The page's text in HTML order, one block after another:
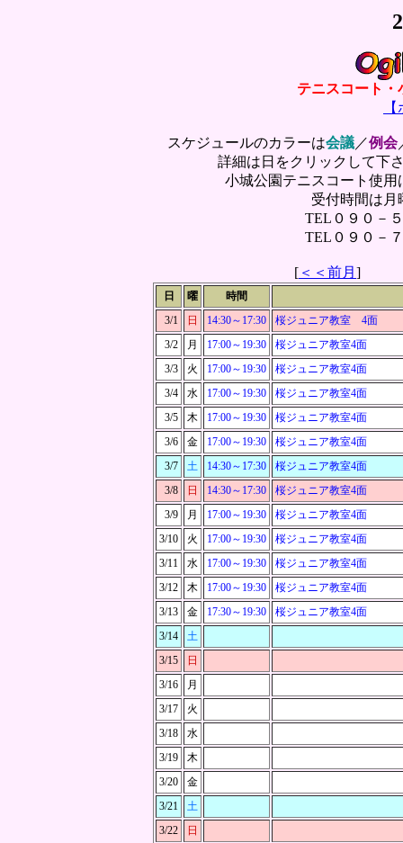
テニスコート・
スケジュールのカラーは会議／例会
詳細は日をクリックして下
小城公園テニスコート使
受付時間は
TEL０９０－
TEL０９０－
[ ＜＜前月
日 曜
時間
3/1
日 14:30～ 17:30
桜ジュニア教室 4面
3/2
月 17:00～ 19:30
桜ジュニア教室4面
3/3
火 17:00～ 19:30
桜ジュニア教室4面
3/4
水 17:00～ 19:30
桜ジュニア教室4面
3/5
木 17:00～ 19:30
桜ジュニア教室4面
3/6
金 17:00～ 19:30
桜ジュニア教室4面
3/7
土 14:30～ 17:30
桜ジュニア教室4面
3/8
日 14:30～ 17:30
桜ジュニア教室4面
3/9
月 17:00～ 19:30
桜ジュニア教室4面
3/10
火 17:00～ 19:30
桜ジュニア教室4面
3/11
水 17:00～ 19:30
桜ジュニア教室4面
3/12
木 17:00～ 19:30
桜ジュニア教室4面
3/13
金 17:30～ 19:30
桜ジュニア教室4面
3/14
土
3/15
日
3/16
月
3/17
火
3/18
水
3/19
木
3/20
金
3/21
土
3/22
日